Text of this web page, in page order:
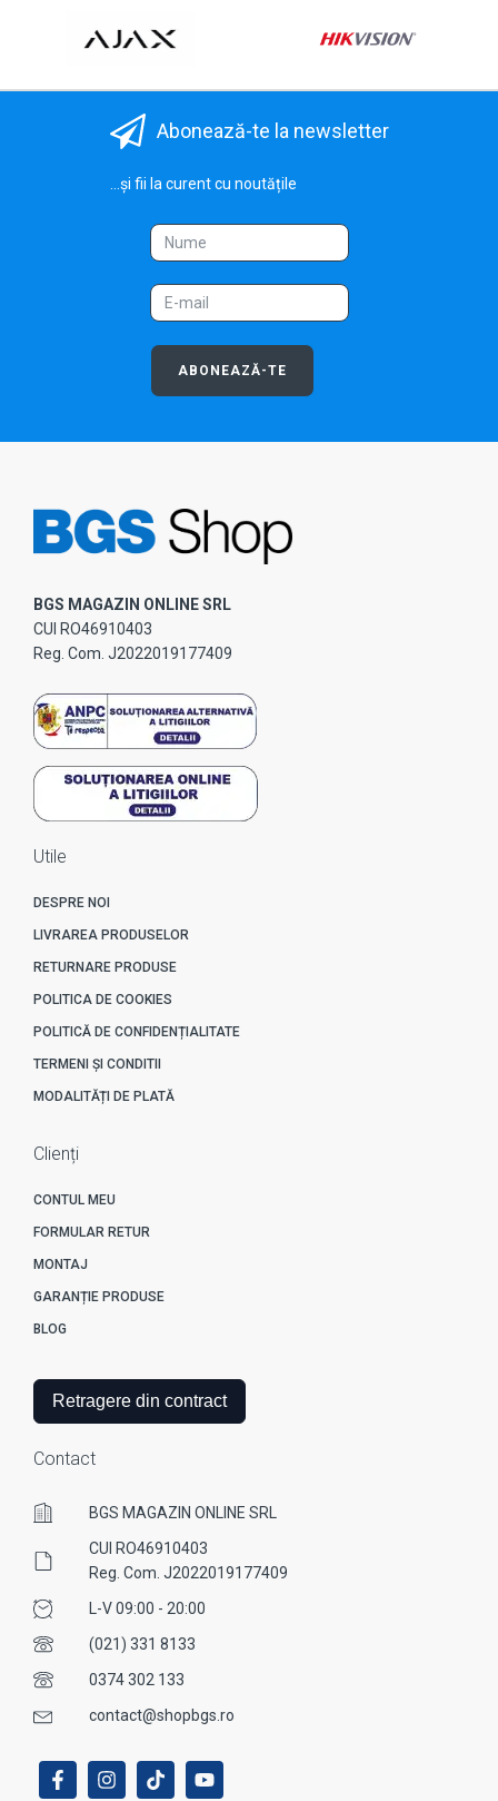
Abonează-te la newsletter
...și fii la curent cu noutățile
ABONEAZĂ-TE
BGS MAGAZIN ONLINE SRL
CUI RO46910403
Reg. Com. J2022019177409
Utile
DESPRE NOI
LIVRAREA PRODUSELOR
RETURNARE PRODUSE
POLITICA DE COOKIES
POLITICĂ DE CONFIDENȚIALITATE
TERMENI ȘI CONDITII
MODALITĂȚI DE PLATĂ
Clienți
CONTUL MEU
FORMULAR RETUR
MONTAJ
GARANȚIE PRODUSE
BLOG
Retragere din contract
Contact
BGS MAGAZIN ONLINE SRL
CUI RO46910403
Reg. Com. J2022019177409
L-V 09:00 - 20:00
(021) 331 8133
0374 302 133
contact@shopbgs.ro